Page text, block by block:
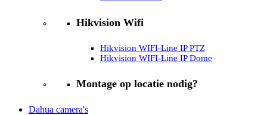
Hikvision Wifi
Hikvision WIFI-Line IP PTZ
Hikvision WIFI-Line IP Dome
Montage op locatie nodig?
Dahua camera's